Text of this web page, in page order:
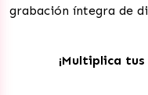
grabación íntegra de
¡Multiplica